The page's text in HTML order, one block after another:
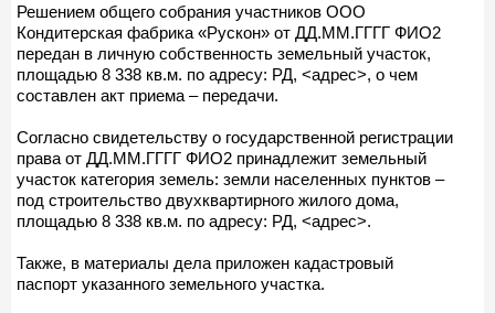
Решением общего собрания участников ООО
Кондитерская фабрика «Рускон» от ДД.ММ.ГГГГ ФИО2
передан в личную собственность земельный участок,
площадью 8 338 кв.м. по адресу: РД, <адрес>, о чем
составлен акт приема – передачи.
Согласно свидетельству о государственной регистрации
права от ДД.ММ.ГГГГ ФИО2 принадлежит земельный
участок категория земель: земли населенных пунктов –
под строительство двухквартирного жилого дома,
площадью 8 338 кв.м. по адресу: РД, <адрес>.
Также, в материалы дела приложен кадастровый
паспорт указанного земельного участка.